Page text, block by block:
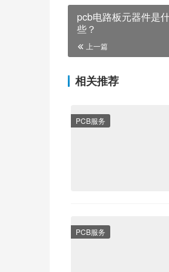
pcb电路板元器件是
些？
上一篇
相关推荐
PCB服务
PCB服务